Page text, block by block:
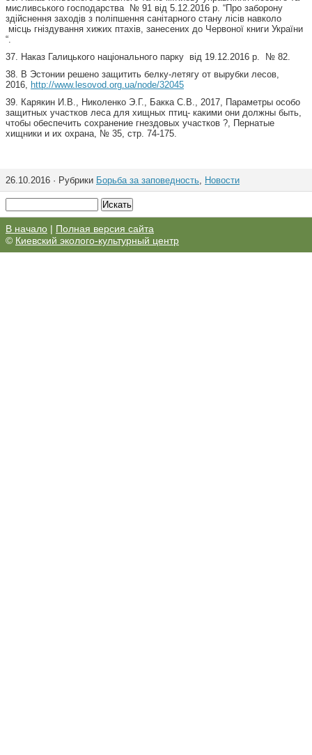
мисливського господарства № 91 від 5.12.2016 р. “Про заборону
здійснення заходів з поліпшення санітарного стану лісів навколо
місць гніздування хижих птахів, занесених до Червоної книги України
“.
37. Наказ Галицького національного парку від 19.12.2016 р. № 82.
38. В Эстонии решено защитить белку-летягу от вырубки лесов,
2016, http://www.lesovod.org.ua/node/32045
39. Карякин И.В., Николенко Э.Г., Бакка С.В., 2017, Параметры особо
защитных участков леса для хищных птиц- какими они должны быть,
чтобы обеспечить сохранение гнездовых участков ?, Пернатые
хищники и их охрана, № 35, стр. 74-175.
26.10.2016 · Рубрики Борьба за заповедность, Новости
В начало | Полная версия сайта
© Киевский эколого-культурный центр